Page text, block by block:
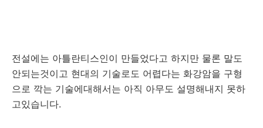
전설에는 아틀란티스인이 만들었다고 하지만 물론 말도
안되는것이고 현대의 기술로도 어렵다는 화강암을 구형
으로 깍는 기술에대해서는 아직 아무도 설명해내지 못하
고있습니다.